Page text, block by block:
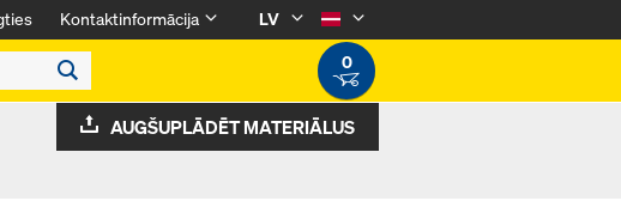
Kontaktinformācija
LV
0
AUGŠUPLĀDĒT MATERIĀLUS